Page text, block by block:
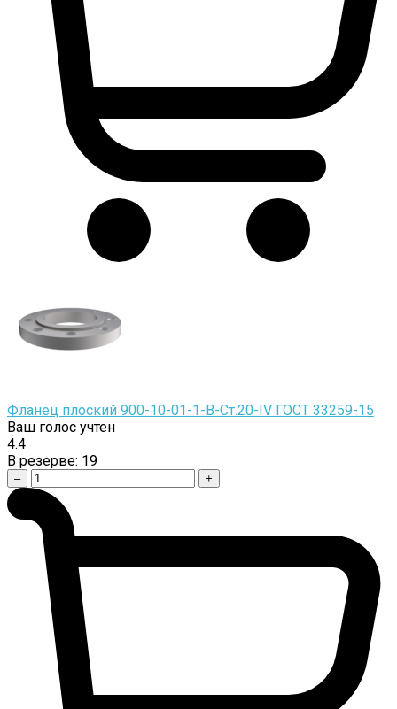
Фланец плоский 900-10-01-1-B-Cт.20-IV ГОСТ 33259-15
Ваш голос учтен
4.4
В резерве: 19
– +